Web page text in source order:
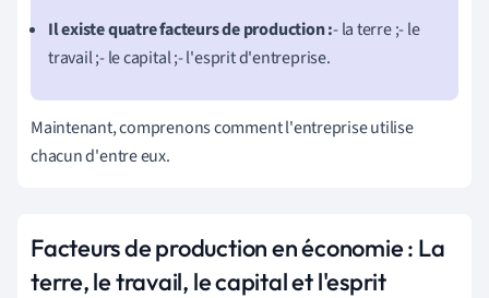
Il existe quatre facteurs de production :- la terre ;- le
travail ;- le capital ;- l'esprit d'entreprise.
Maintenant, comprenons comment l'entreprise utilise
chacun d'entre eux.
Facteurs de production en économie : La
terre, le travail, le capital et l'esprit